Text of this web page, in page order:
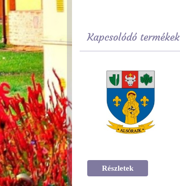
Kapcsolódó termékek
Részletek